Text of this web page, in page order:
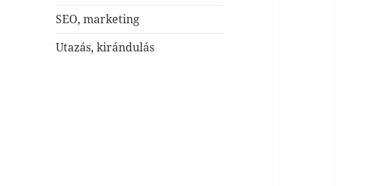
SEO, marketing
Utazás, kirándulás